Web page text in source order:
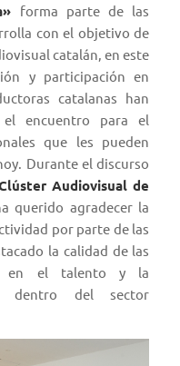
forma parte de las
con el objetivo de
catalán, en este
y participación en
catalanas han
el encuentro para el
que les pueden
Durante el discurso
Audiovisual de
querido agradecer la
por parte de las
la calidad de las
en el talento y la
dentro del sector